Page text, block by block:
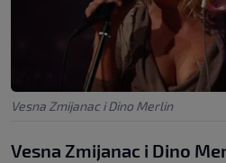
Vesna Zmijanac i Dino Merlin
Vesna Zmijanac i Dino